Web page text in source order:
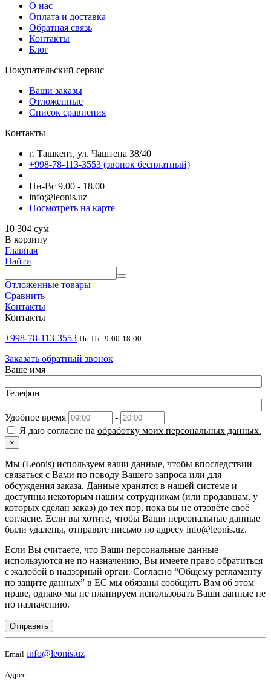
О нас
Оплата и доставка
Обратная связь
Контакты
Блог
Покупательский сервис
Ваши заказы
Отложенные
Список сравнения
Контакты
г. Ташкент, ул. Чаштепа 38/40
+998-78-113-3553 (звонок бесплатный)
Пн-Вс 9.00 - 18.00
info@leonis.uz
Посмотреть на карте
10 304 сум
В корзину
Главная
Найти
Отложенные товары
Сравнить
Контакты
Контакты
+998-78-113-3553 Пн-Пт: 9:00-18:00
Заказать обратный звонок
Ваше имя
Телефон
Удобное время
-
Я даю согласие на обработку моих персональных данных.
×
Мы (Leonis) используем ваши данные, чтобы впоследствии
связаться с Вами по поводу Вашего запроса или для
обсуждения заказа. Данные хранятся в нашей системе и
доступны некоторым нашим сотрудникам (или продавцам, у
которых сделан заказ) до тех пор, пока вы не отзовёте своё
согласие. Если вы хотите, чтобы Ваши персональные данные
были удалены, отправьте письмо по адресу info@leonis.uz.
Если Вы считаете, что Ваши персональные данные
используются не по назначению, Вы имеете право обратиться
с жалобой в надзорный орган. Согласно “Общему регламенту
по защите данных” в ЕС мы обязаны сообщить Вам об этом
праве, однако мы не планируем использовать Ваши данные не
по назначению.
Отправить
Email info@leonis.uz
Адрес